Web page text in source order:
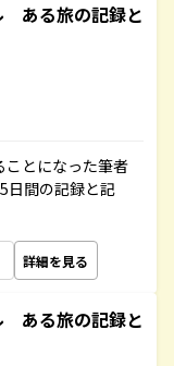
ある旅の記録と
ことになった筆者
日間の記録と記
詳細を見る
ある旅の記録と